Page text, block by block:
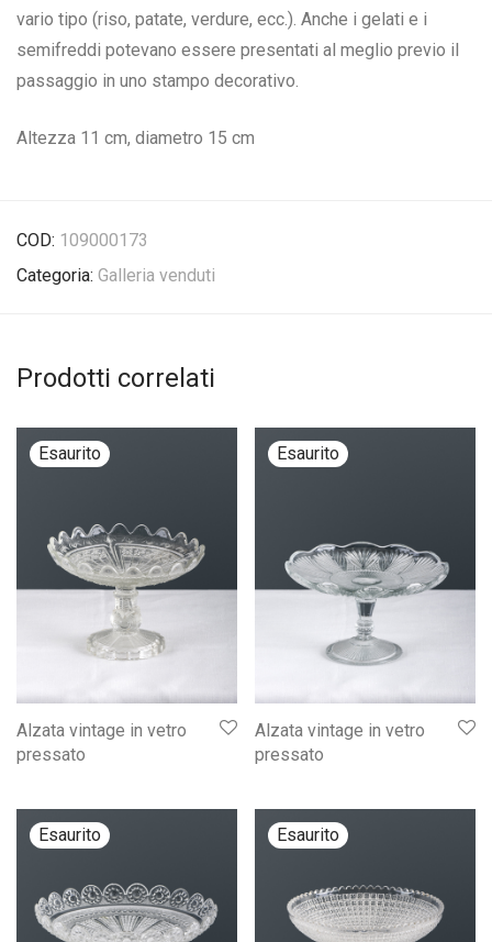
vario tipo (riso, patate, verdure, ecc.). Anche i gelati e i
semifreddi potevano essere presentati al meglio previo il
passaggio in uno stampo decorativo.
Altezza 11 cm, diametro 15 cm
COD: 109000173
Categoria: Galleria venduti
Prodotti correlati
Alzata vintage in vetro
pressato
Alzata vintage in vetro
pressato